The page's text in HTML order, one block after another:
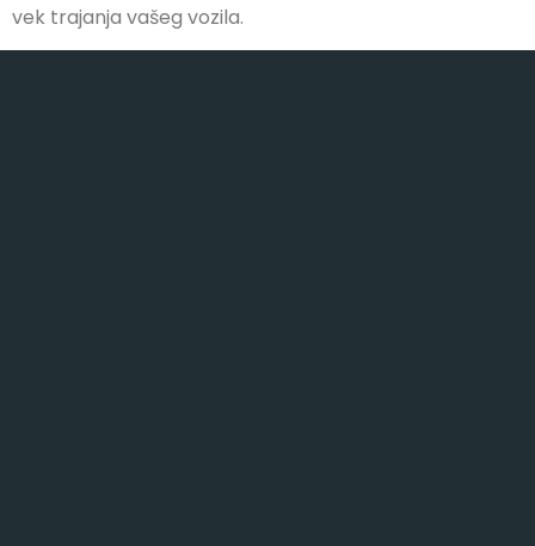
vek trajanja vašeg vozila.